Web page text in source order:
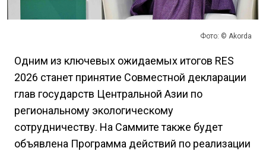
Фото: © Akorda
Одним из ключевых ожидаемых итогов RES
2026 станет принятие Совместной декларации
глав государств Центральной Азии по
региональному экологическому
сотрудничеству. На Саммите также будет
объявлена Программа действий по реализации